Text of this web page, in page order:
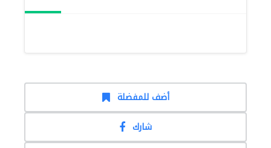
أضف للمفضلة
شارك